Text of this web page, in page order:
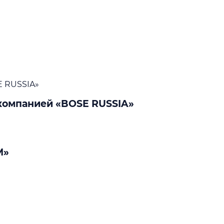
«BOSE RUSSIA»